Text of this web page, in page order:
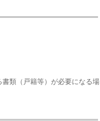
類（戸籍等）が必要になる場